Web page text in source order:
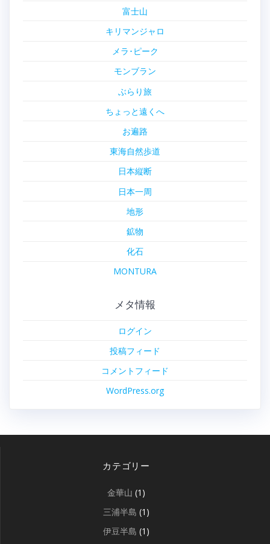
富士山
キリマンジャロ
メラ･ピーク
モンブラン
ぶらり旅
ちょっと遠くへ
お遍路
東海自然歩道
日本縦断
日本一周
地形
鉱物
化石
MONTURA
メタ情報
ログイン
投稿フィード
コメントフィード
WordPress.org
カテゴリー
金華山 (1)
三浦半島 (1)
伊豆半島 (1)